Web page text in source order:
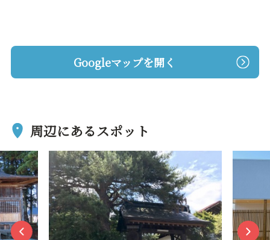
Googleマップを開く
周辺にあるスポット